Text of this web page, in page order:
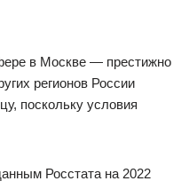
в Москве — престижно
регионов России
поскольку условия
Росстата на 2022